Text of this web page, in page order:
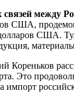
между
США,
США.
Это